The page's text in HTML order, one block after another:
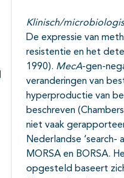
Subpagina's open- en
Klinisch/
De expressie van
resistentie en het
1990). MecA-gen-
veranderingen van
hyperproductie van
beschreven
niet vaak
Nederlandse
MORSA en BORSA.
opgesteld baseert